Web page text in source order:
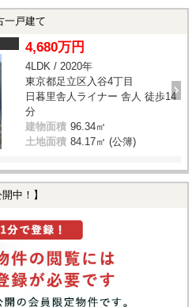
一戸建て
4,680万円
4LDK / 2020年
東京都足立区入谷4丁目
日暮里舎人ライナー 舎人 徒歩14
分
建物面積 96.34㎡
土地面積 84.17㎡ (公簿)
中！】